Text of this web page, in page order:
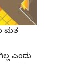
ಮತ
ಎಂದು